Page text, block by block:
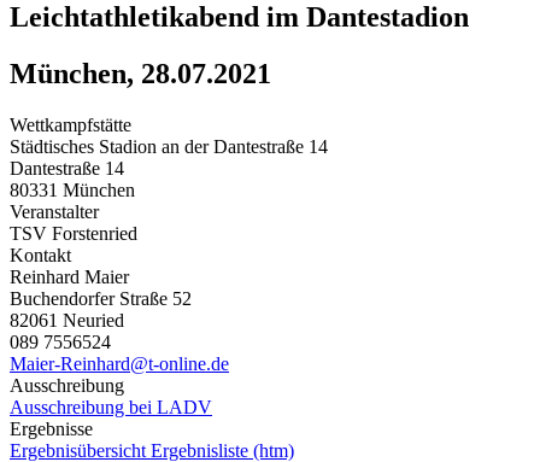
Leichtathletikabend im Dantestadion
München, 28.07.2021
Wettkampfstätte
Städtisches Stadion an der Dantestraße 14
Dantestraße 14
80331 München
Veranstalter
TSV Forstenried
Kontakt
Reinhard Maier
Buchendorfer Straße 52
82061 Neuried
089 7556524
Maier-Reinhard@t-online.de
Ausschreibung
Ausschreibung bei LADV
Ergebnisse
Ergebnisübersicht Ergebnisliste (htm)